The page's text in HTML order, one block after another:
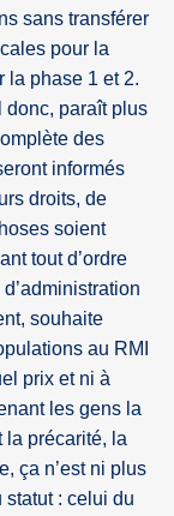
sans transférer
pour la
la phase 1 et 2.
donc, paraît plus
des
informés
droits, de
soient
tout d’ordre
souhaite
au RMI
prix et ni à
les gens la
la précarité, la
ça n’est ni plus
statut : celui du